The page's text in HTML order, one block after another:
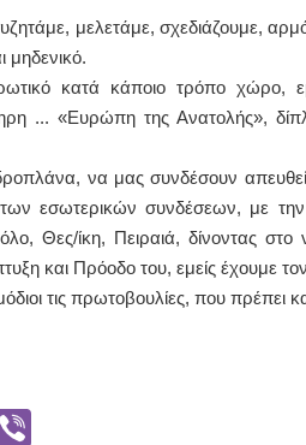
μελετάμε, σχεδιάζουμε,
μηδενικό.
κατά κάποιο τρόπο χώρο,
... «Ευρώπη της Ανατολής»,
να μας συνδέσουν
εσωτερικών συνδέσεων, με
Θες/ίκη, Πειραιά, δίνοντας στο
και Πρόοδο του, εμείς έχουμε
τις πρωτοβουλίες, που πρέπει
Viber